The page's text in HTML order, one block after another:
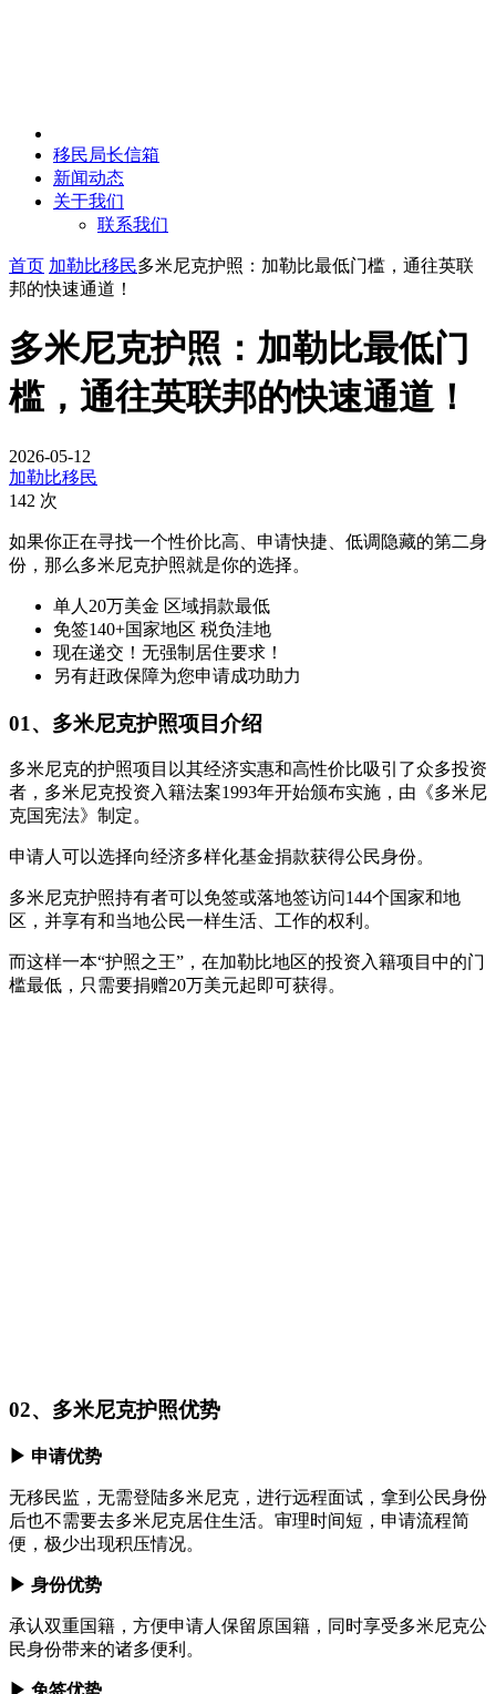
移民局长信箱
新闻动态
关于我们
联系我们
首页 加勒比移民多米尼克护照：加勒比最低门槛，通往英联
邦的快速通道！
多米尼克护照：加勒比最低门
槛，通往英联邦的快速通道！
2026-05-12
加勒比移民
142 次
如果你正在寻找一个性价比高、申请快捷、低调隐藏的第二身
份，那么多米尼克护照就是你的选择。
单人20万美金 区域捐款最低
免签140+国家地区 税负洼地
现在递交！无强制居住要求！
另有赶政保障为您申请成功助力
01、多米尼克护照项目介绍
多米尼克的护照项目以其经济实惠和高性价比吸引了众多投资
者，多米尼克投资入籍法案1993年开始颁布实施，由《多米尼
克国宪法》制定。
申请人可以选择向经济多样化基金捐款获得公民身份。
多米尼克护照持有者可以免签或落地签访问144个国家和地
区，并享有和当地公民一样生活、工作的权利。
而这样一本“护照之王”，在加勒比地区的投资入籍项目中的门
槛最低，只需要捐赠20万美元起即可获得。
02、多米尼克护照优势
▶ 申请优势
无移民监，无需登陆多米尼克，进行远程面试，拿到公民身份
后也不需要去多米尼克居住生活。审理时间短，申请流程简
便，极少出现积压情况。
▶ 身份优势
承认双重国籍，方便申请人保留原国籍，同时享受多米尼克公
民身份带来的诸多便利。
▶ 免签优势